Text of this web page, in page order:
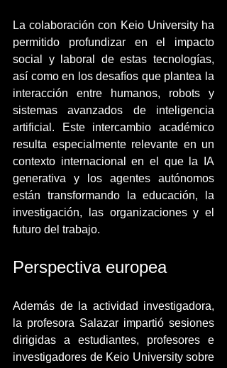
La colaboración con Keio University ha
permitido profundizar en el impacto
social y laboral de estas tecnologías,
así como en los desafíos que plantea la
interacción entre humanos, robots y
sistemas avanzados de inteligencia
artificial. Este intercambio académico
resulta especialmente relevante en un
contexto internacional en el que la IA
generativa y los agentes autónomos
están transformando la educación, la
investigación, las organizaciones y el
futuro del trabajo.
Perspectiva europea
Además de la actividad investigadora,
la profesora Salazar impartió sesiones
dirigidas a estudiantes, profesores e
investigadores de Keio University sobre